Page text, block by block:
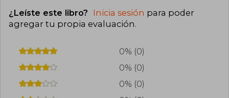
¿Leíste este libro? Inicia sesión para poder
agregar tu propia evaluación.
0% (0)
0% (0)
0% (0)